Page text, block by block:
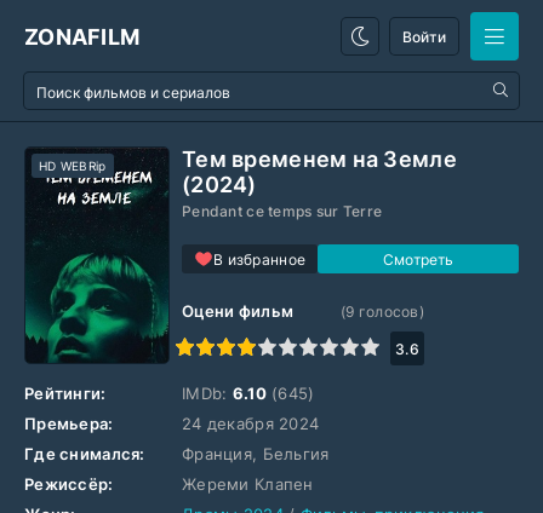
ZONAFILM Войти
Тем временем на Земле
(2024)
Pendant ce temps sur Terre
В избранное
HD WEBRip
Оцени фильм
1
2 3 5 7 8 9 10
(9 голосов)
3.6
Рейтинги: IMDb: 6.10(645)
Премьера:
24 декабря 2024
Где снимался:
Франция, Бельгия
Режиссёр:
Жереми Клапен